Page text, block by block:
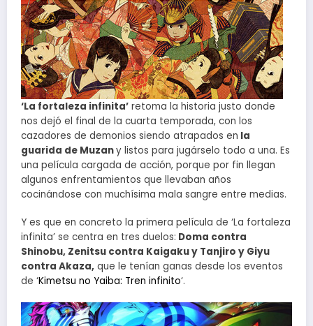
‘La fortaleza infinita’ retoma la historia justo donde
nos dejó el final de la cuarta temporada, con los
cazadores de demonios siendo atrapados en la
guarida de Muzany listos para jugárselo todo a una. Es
una película cargada de acción, porque por fin llegan
algunos enfrentamientos que llevaban años
cocinándose con muchísima mala sangre entre medias.
Y es que en concreto la primera película de ‘La fortaleza
infinita’ se centra en tres duelos: Doma contra
Shinobu, Zenitsu contra Kaigaku y Tanjiro y Giyu
contra Akaza, que le tenían ganas desde los eventos
de ‘Kimetsu no Yaiba: Tren infinito‘.